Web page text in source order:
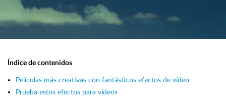
Índice de contenidos
Películas más creativas con fantásticos efectos de vídeo
Prueba estos efectos para vídeos